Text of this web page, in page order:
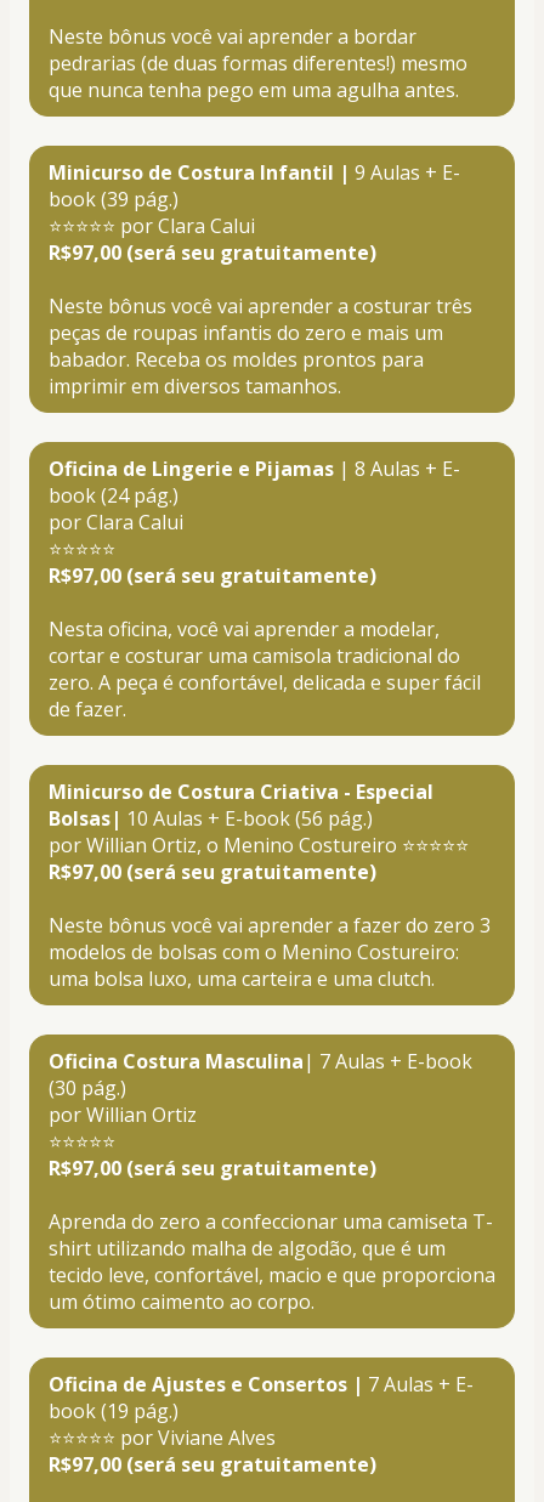
Neste bônus você vai aprender a bordar
pedrarias (de duas formas diferentes!) mesmo
que nunca tenha pego em uma agulha antes.
Minicurso de Costura Infantil | 9 Aulas + E-
book (39 pág.)
⭐⭐⭐⭐⭐ por Clara Calui
R$97,00 (será seu gratuitamente)
Neste bônus você vai aprender a costurar três
peças de roupas infantis do zero e mais um
babador. Receba os moldes prontos para
imprimir em diversos tamanhos.
Oficina de Lingerie e Pijamas | 8 Aulas + E-
book (24 pág.)
por Clara Calui
⭐⭐⭐⭐⭐
R$97,00 (será seu gratuitamente)
Nesta oficina, você vai aprender a modelar,
cortar e costurar uma camisola tradicional do
zero. A peça é confortável, delicada e super fácil
de fazer.
Minicurso de Costura Criativa - Especial
Bolsas| 10 Aulas + E-book (56 pág.)
por Willian Ortiz, o Menino Costureiro ⭐⭐⭐⭐⭐
R$97,00 (será seu gratuitamente)
Neste bônus você vai aprender a fazer do zero 3
modelos de bolsas com o Menino Costureiro:
uma bolsa luxo, uma carteira e uma clutch.
Oficina Costura Masculina| 7 Aulas + E-book
(30 pág.)
por Willian Ortiz
⭐⭐⭐⭐⭐
R$97,00 (será seu gratuitamente)
Aprenda do zero a confeccionar uma camiseta T-
shirt utilizando malha de algodão, que é um
tecido leve, confortável, macio e que proporciona
um ótimo caimento ao corpo.
Oficina de Ajustes e Consertos | 7 Aulas + E-
book (19 pág.)
⭐⭐⭐⭐⭐ por Viviane Alves
R$97,00 (será seu gratuitamente)